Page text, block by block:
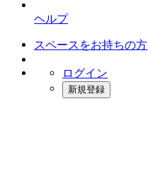
ヘルプ
スペースをお持ちの方
ログイン
新規登録